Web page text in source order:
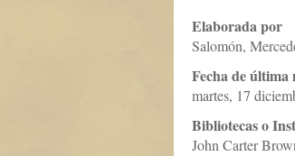
Elaborada por
Salomón,
Fecha de
martes, 17
Bibliotecas o
John Carter